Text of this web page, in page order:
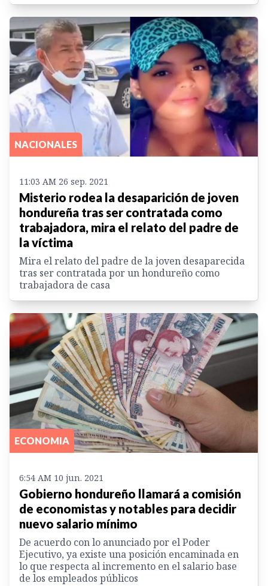
NACIONALES
11:03 AM 26 sep. 2021
Misterio rodea la desaparición de joven
hondureña tras ser contratada como
trabajadora, mira el relato del padre de
la víctima
Mira el relato del padre de la joven desaparecida
tras ser contratada por un hondureño como
trabajadora de casa
ECONOMIA
6:54 AM 10 jun. 2021
Gobierno hondureño llamará a comisión
de economistas y notables para decidir
nuevo salario mínimo
De acuerdo con lo anunciado por el Poder
Ejecutivo, ya existe una posición encaminada en
lo que respecta al incremento en el salario base
de los empleados públicos